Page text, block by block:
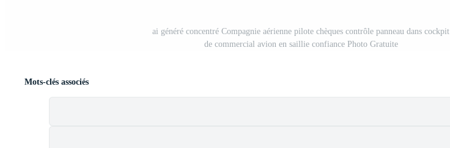
ai généré concentré Compagnie aérienne pilote chèques contrôle panneau dans cockpit
de commercial avion en saillie confiance Photo Gratuite
Mots-clés associés